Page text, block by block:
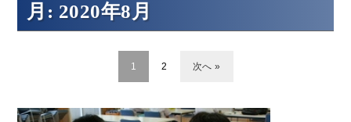
月: 2020年8月
1 2 次へ »